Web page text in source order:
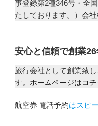
事登録第2種346号・全
たしております。） 会社
安心と信頼で創業26
旅行会社として創業致
す。 ホームページはコチ
航空券 電話予約はスピ